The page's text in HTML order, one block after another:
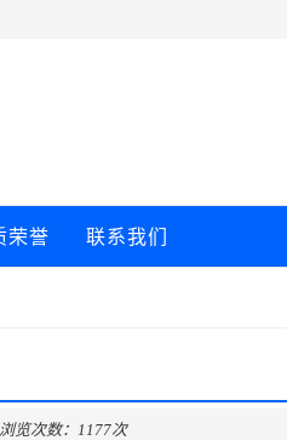
荣誉 联系我们
浏览次数：1177次